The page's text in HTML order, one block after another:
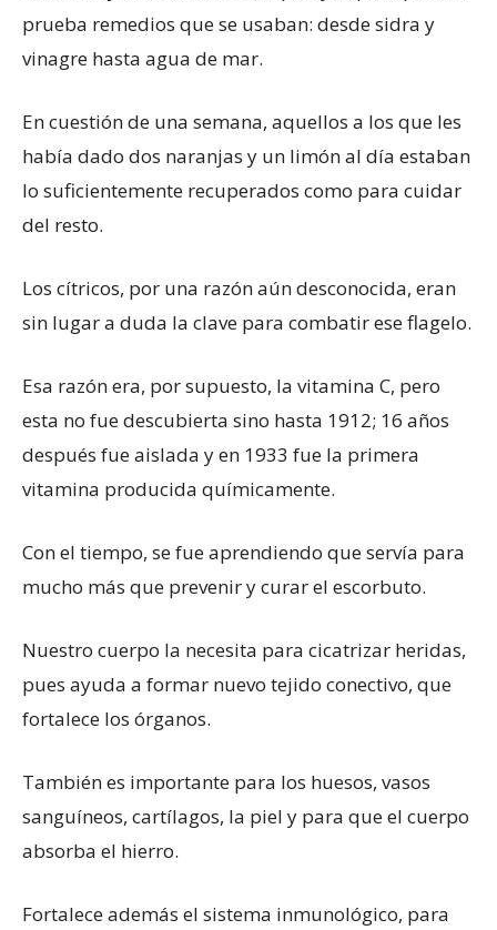
prueba remedios que se usaban: desde sidra y
vinagre hasta agua de mar.
En cuestión de una semana, aquellos a los que les
había dado dos naranjas y un limón al día estaban
lo suficientemente recuperados como para cuidar
del resto.
Los cítricos, por una razón aún desconocida, eran
sin lugar a duda la clave para combatir ese flagelo.
Esa razón era, por supuesto, la vitamina C, pero
esta no fue descubierta sino hasta 1912; 16 años
después fue aislada y en 1933 fue la primera
vitamina producida químicamente.
Con el tiempo, se fue aprendiendo que servía para
mucho más que prevenir y curar el escorbuto.
Nuestro cuerpo la necesita para cicatrizar heridas,
pues ayuda a formar nuevo tejido conectivo, que
fortalece los órganos.
También es importante para los huesos, vasos
sanguíneos, cartílagos, la piel y para que el cuerpo
absorba el hierro.
Fortalece además el sistema inmunológico, para